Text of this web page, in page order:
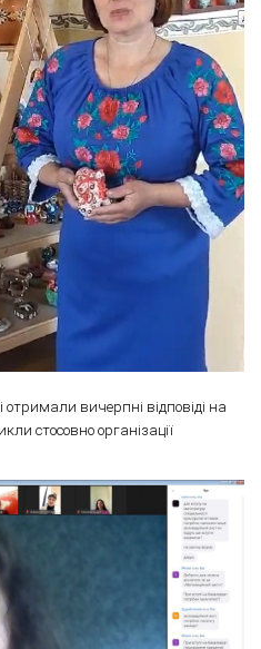
отримали вичерпні відповіді на
стосовно організації